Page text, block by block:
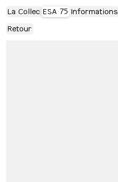
La Collec ESA 75 Informations
Retour